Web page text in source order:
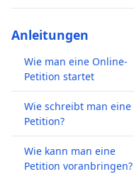
Anleitungen
Wie man eine Online-
Petition startet
Wie schreibt man eine
Petition?
Wie kann man eine
Petition voranbringen?